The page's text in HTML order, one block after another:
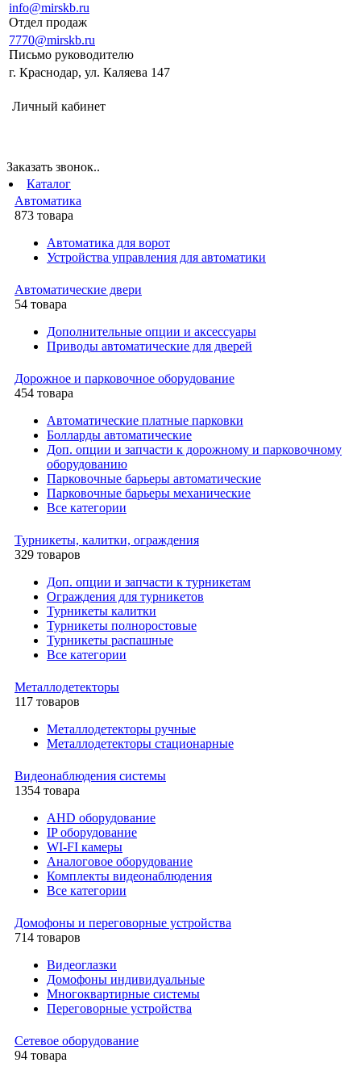
info@mirskb.ru
Отдел продаж
7770@mirskb.ru
Письмо руководителю
г. Краснодар, ул. Каляева 147
Личный кабинет
Заказать звонок..
Каталог
Автоматика
873 товара
Автоматика для ворот
Устройства управления для автоматики
Автоматические двери
54 товара
Дополнительные опции и аксессуары
Приводы автоматические для дверей
Дорожное и парковочное оборудование
454 товара
Автоматические платные парковки
Болларды автоматические
Доп. опции и запчасти к дорожному и парковочному
оборудованию
Парковочные барьеры автоматические
Парковочные барьеры механические
Все категории
Турникеты, калитки, ограждения
329 товаров
Доп. опции и запчасти к турникетам
Ограждения для турникетов
Турникеты калитки
Турникеты полноростовые
Турникеты распашные
Все категории
Металлодетекторы
117 товаров
Металлодетекторы ручные
Металлодетекторы стационарные
Видеонаблюдения cистемы
1354 товара
AHD оборудование
IP оборудование
WI-FI камеры
Аналоговое оборудование
Комплекты видеонаблюдения
Все категории
Домофоны и переговорные устройства
714 товаров
Видеоглазки
Домофоны индивидуальные
Многоквартирные системы
Переговорные устройства
Сетевое оборудование
94 товара